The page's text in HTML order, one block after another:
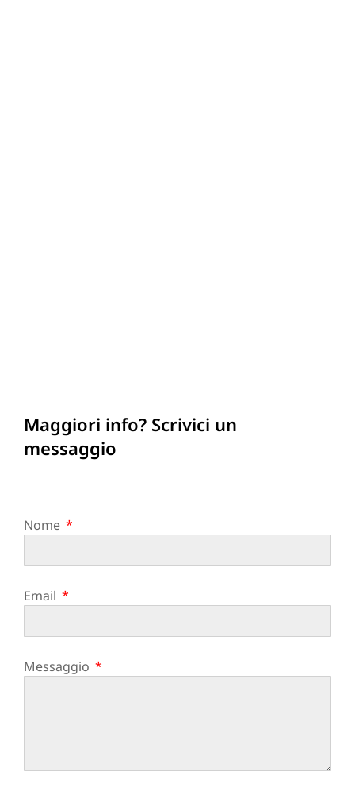
Maggiori info? Scrivici un
messaggio
Nome
Email
Messaggio